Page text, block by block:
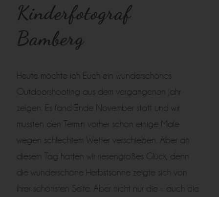
Kinderfotograf
Bamberg
Heute möchte ich Euch ein wunderschönes
Outdoorshooting aus dem vergangenen Jahr
zeigen. Es fand Ende November statt und wir
mussten den Termin vorher schon einige Male
wegen schlechtem Wetter verschieben. Aber an
diesem Tag hatten wir riesengroßes Glück, denn
die wunderschöne Herbstsonne zeigte sich von
ihrer schönsten Seite. Aber nicht nur die – auch die